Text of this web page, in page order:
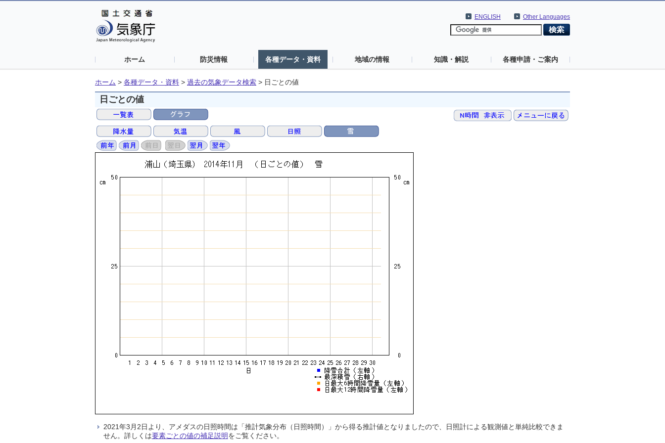
Other Languages
ENGLISH
ホーム 防災情報 各種データ・資料 地域の情報 知識・解説 各種申請・ご案内
ホーム > 各種データ・資料 > 過去の気象データ検索 > 日ごとの値
日ごとの値
2021年3月2日より、アメダスの日照時間は「推計気象分布（日照時間）」から得る推計値となりましたので、日照計による観測値と単純比較できま
せん。詳しくは要素ごとの値の補足説明をご覧ください。